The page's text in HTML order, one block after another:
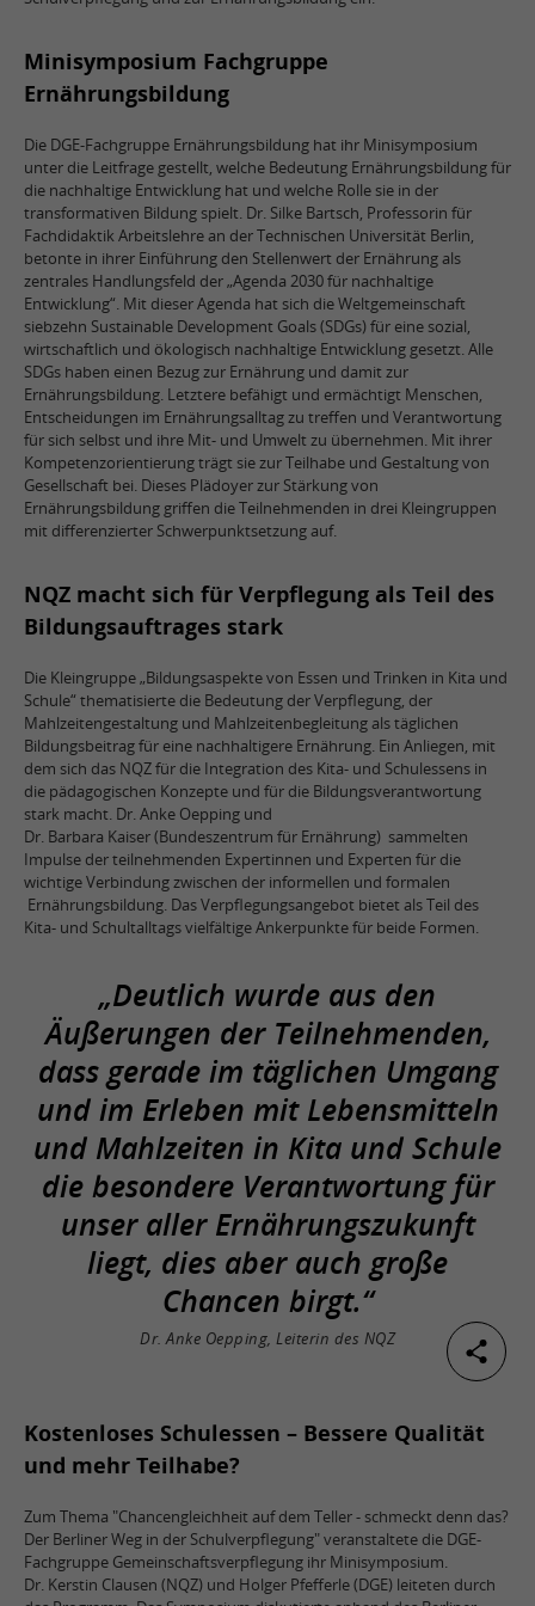
Minisymposium Fachgruppe
Ernährungsbildung
Die DGE-Fachgruppe Ernährungsbildung hat ihr Minisymposium
unter die Leitfrage gestellt, welche Bedeutung Ernährungsbildung für
die nachhaltige Entwicklung hat und welche Rolle sie in der
transformativen Bildung spielt. Dr. Silke Bartsch, Professorin für
Fachdidaktik Arbeitslehre an der Technischen Universität Berlin,
betonte in ihrer Einführung den Stellenwert der Ernährung als
zentrales Handlungsfeld der „Agenda 2030 für nachhaltige
Entwicklung“. Mit dieser Agenda hat sich die Weltgemeinschaft
siebzehn Sustainable Development Goals (SDGs) für eine sozial,
wirtschaftlich und ökologisch nachhaltige Entwicklung gesetzt. Alle
SDGs haben einen Bezug zur Ernährung und damit zur
Ernährungsbildung. Letztere befähigt und ermächtigt Menschen,
Entscheidungen im Ernährungsalltag zu treffen und Verantwortung
für sich selbst und ihre Mit- und Umwelt zu übernehmen. Mit ihrer
Kompetenzorientierung trägt sie zur Teilhabe und Gestaltung von
Gesellschaft bei. Dieses Plädoyer zur Stärkung von
Ernährungsbildung griffen die Teilnehmenden in drei Kleingruppen
mit differenzierter Schwerpunktsetzung auf.
NQZ macht sich für Verpflegung als Teil des
Bildungsauftrages stark
Die Kleingruppe „Bildungsaspekte von Essen und Trinken in Kita und
Schule“ thematisierte die Bedeutung der Verpflegung, der
Mahlzeitengestaltung und Mahlzeitenbegleitung als täglichen
Bildungsbeitrag für eine nachhaltigere Ernährung. Ein Anliegen, mit
dem sich das NQZ für die Integration des Kita- und Schulessens in
die pädagogischen Konzepte und für die Bildungsverantwortung
stark macht. Dr. Anke Oepping und
Dr. Barbara Kaiser (Bundeszentrum für Ernährung) sammelten
Impulse der teilnehmenden Expertinnen und Experten für die
wichtige Verbindung zwischen der informellen und formalen
Ernährungsbildung. Das Verpflegungsangebot bietet als Teil des
Kita- und Schultalltags vielfältige Ankerpunkte für beide Formen.
„Deutlich wurde aus den
Äußerungen der Teilnehmenden,
dass gerade im täglichen Umgang
und im Erleben mit Lebensmitteln
und Mahlzeiten in Kita und Schule
die besondere Verantwortung für
unser aller Ernährungszukunft
liegt, dies aber auch große
Chancen birgt.“
Dr. Anke Oepping, Leiterin des NQZ
Kostenloses Schulessen – Bessere Qualität
und mehr Teilhabe?
Zum Thema "Chancengleichheit auf dem Teller - schmeckt denn das?
Der Berliner Weg in der Schulverpflegung" veranstaltete die DGE-
Fachgruppe Gemeinschaftsverpflegung ihr Minisymposium.
Dr. Kerstin Clausen (NQZ) und Holger Pfefferle (DGE) leiteten durch